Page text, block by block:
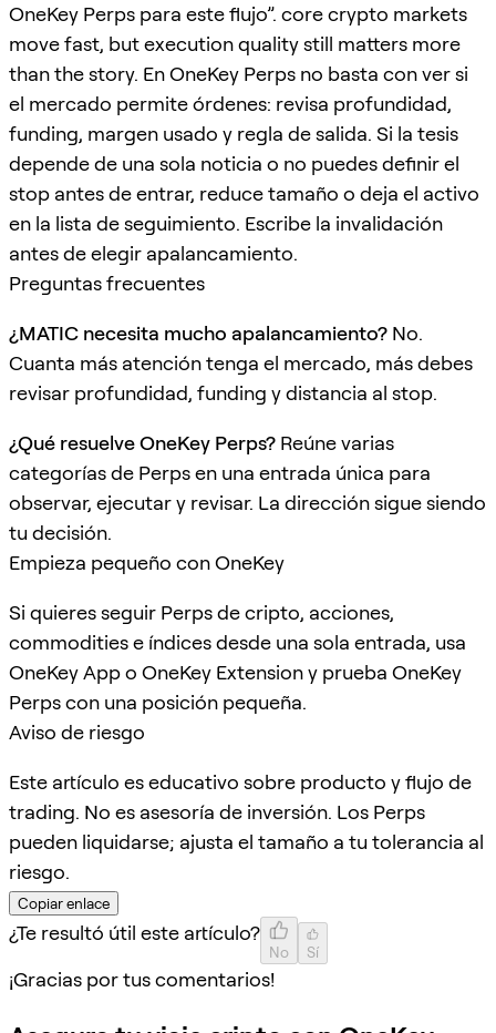
OneKey Perps para este flujo”. core crypto markets
move fast, but execution quality still matters more
than the story. En OneKey Perps no basta con ver si
el mercado permite órdenes: revisa profundidad,
funding, margen usado y regla de salida. Si la tesis
depende de una sola noticia o no puedes definir el
stop antes de entrar, reduce tamaño o deja el activo
en la lista de seguimiento. Escribe la invalidación
antes de elegir apalancamiento.
Preguntas frecuentes
¿MATIC necesita mucho apalancamiento? No.
Cuanta más atención tenga el mercado, más debes
revisar profundidad, funding y distancia al stop.
¿Qué resuelve OneKey Perps? Reúne varias
categorías de Perps en una entrada única para
observar, ejecutar y revisar. La dirección sigue siendo
tu decisión.
Empieza pequeño con OneKey
Si quieres seguir Perps de cripto, acciones,
commodities e índices desde una sola entrada, usa
OneKey App o OneKey Extension y prueba OneKey
Perps con una posición pequeña.
Aviso de riesgo
Este artículo es educativo sobre producto y flujo de
trading. No es asesoría de inversión. Los Perps
pueden liquidarse; ajusta el tamaño a tu tolerancia al
riesgo.
Copiar enlace
¿Te resultó útil este artículo?
No Sí
¡Gracias por tus comentarios!